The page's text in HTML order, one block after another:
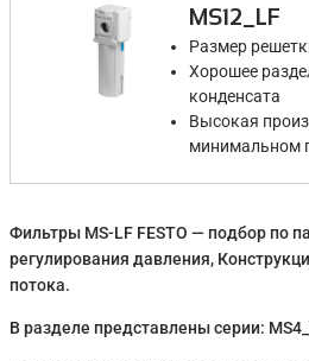
MS12_LF
Размер
Хорошее
конденсата
Высокая
минимальном
Фильтры MS-LF FESTO — подбор по
регулирования давления,
потока.
В разделе представлены серии: